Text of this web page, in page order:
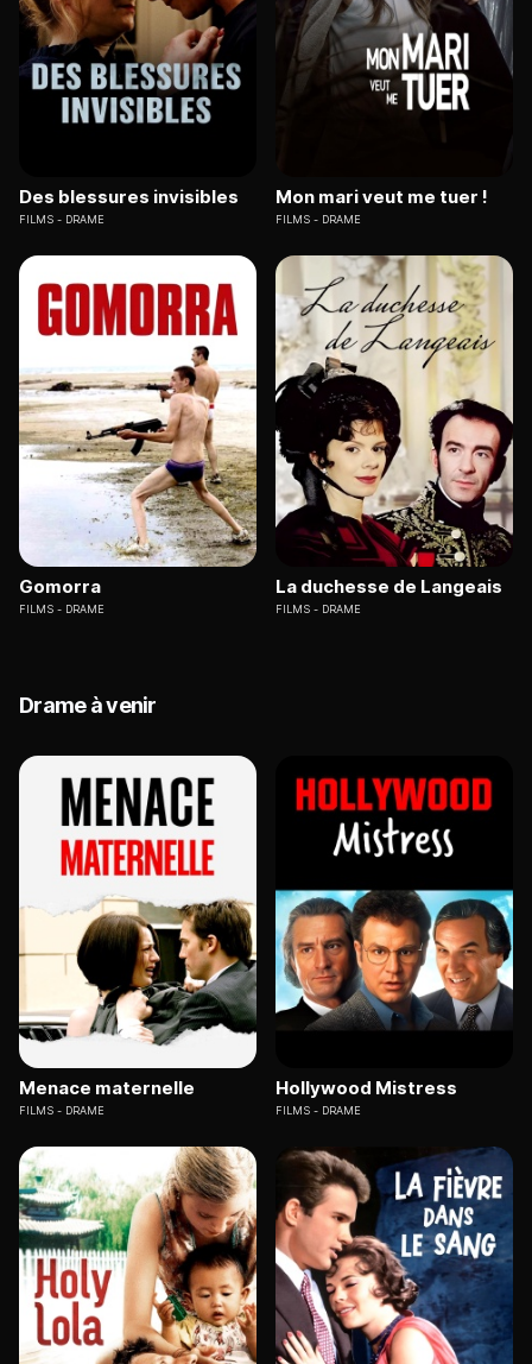
Des blessures invisibles
FILMS DRAME
Mon mari veut me tuer !
FILMS DRAME
Gomorra
FILMS DRAME
La duchesse de Langeais
FILMS DRAME
Drame à venir
Menace maternelle
FILMS DRAME
Hollywood Mistress
FILMS DRAME